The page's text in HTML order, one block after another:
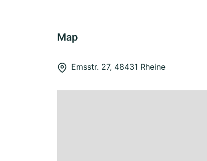
Map
Emsstr. 27, 48431 Rheine